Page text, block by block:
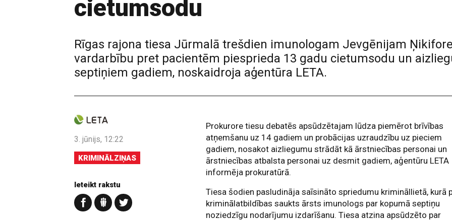
cietumsodu
Rīgas rajona tiesa Jūrmalā trešdien imunologam Jevgēnijam
vardarbību pret pacientēm piesprieda 13 gadu cietumsodu un
septiņiem gadiem, noskaidroja aģentūra LETA.
3. jūnijs, 12:22
KRIMINĀLZIŅAS
Ieteikt rakstu
Prokurore tiesu debatēs apsūdzētajam lūdza piemērot brīvības
atņemšanu uz 14 gadiem un probācijas uzraudzību uz pieciem
gadiem, nosakot aizliegumu strādāt kā ārstniecības personai un
ārstniecības atbalsta personai uz desmit gadiem, aģentūru LETA
informēja prokuratūrā.
Tiesa šodien pasludināja saīsināto spriedumu krimināllietā, kurā
kriminālatbildības saukts ārsts imunologs par kopumā septiņu
noziedzīgu nodarījumu izdarīšanu. Tiesa atzina apsūdzēto par